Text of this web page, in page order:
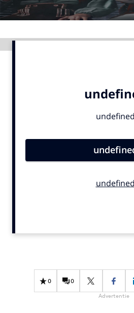
12 nov: MarketingLive!
Adverteren
Events
Opleidingen
Artificial Intelligence
0 0
Advertentie